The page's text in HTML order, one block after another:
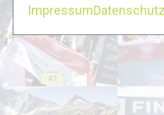
47
ImpressumDatenschutz